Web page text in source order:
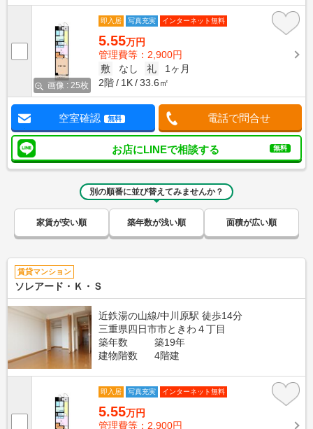
画像 : 25枚
即入居 写真充実 インターネット無料
5.55万円
管理費等：2,900円
敷
なし 礼
1ヶ月
2階
1K 33.6㎡
空室確認 無料 電話で問合せ
お店にLINEで相談する 無料
別の順番に並び替えてみませんか？
家賃が安い順 築年数が浅い順 面積が広い順
賃貸マンション
ソレアード・Ｋ・Ｓ
近鉄湯の山線/中川原駅 徒歩14分
三重県四日市市ときわ４丁目
築年数
築19年
建物階数
4階建
即入居 写真充実 インターネット無料
5.55万円
管理費等：2,900円